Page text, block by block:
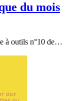
du mois
à outils n°10 de…